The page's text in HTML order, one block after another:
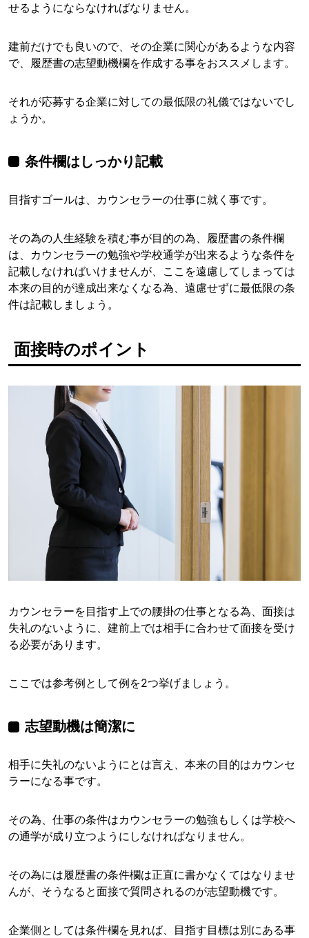
せるようにならなければなりません。
建前だけでも良いので、その企業に関心があるような内容
で、履歴書の志望動機欄を作成する事をおススメします。
それが応募する企業に対しての最低限の礼儀ではないでし
ょうか。
条件欄はしっかり記載
目指すゴールは、カウンセラーの仕事に就く事です。
その為の人生経験を積む事が目的の為、履歴書の条件欄
は、カウンセラーの勉強や学校通学が出来るような条件を
記載しなければいけませんが、ここを遠慮してしまっては
本来の目的が達成出来なくなる為、遠慮せずに最低限の条
件は記載しましょう。
面接時のポイント
カウンセラーを目指す上での腰掛の仕事となる為、面接は
失礼のないように、建前上では相手に合わせて面接を受け
る必要があります。
ここでは参考例として例を2つ挙げましょう。
志望動機は簡潔に
相手に失礼のないようにとは言え、本来の目的はカウンセ
ラーになる事です。
その為、仕事の条件はカウンセラーの勉強もしくは学校へ
の通学が成り立つようにしなければなりません。
その為には履歴書の条件欄は正直に書かなくてはなりませ
んが、そうなると面接で質問されるのが志望動機です。
企業側としては条件欄を見れば、目指す目標は別にある事